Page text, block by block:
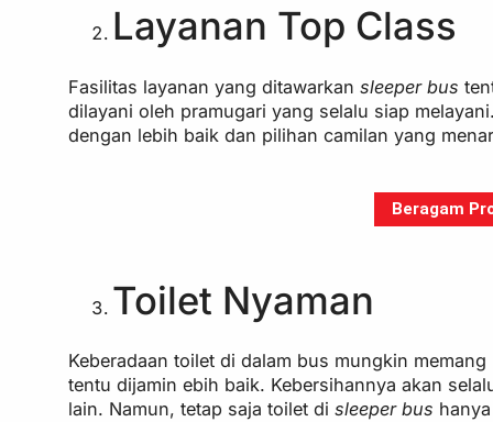
Layanan Top Class
Fasilitas layanan yang ditawarkansleeper bus
dilayani oleh pramugari yang selalu siap
dengan lebih baik dan pilihan camilan yang
Beragam
Toilet Nyaman
Keberadaan toilet di dalam bus mungkin
tentu dijamin ebih baik. Kebersihannya akan
lain. Namun, tetap saja toilet disleeper bus